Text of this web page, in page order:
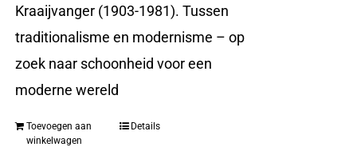
Kraaijvanger (1903-1981). Tussen
traditionalisme en modernisme – op
zoek naar schoonheid voor een
moderne wereld
Toevoegen aan
winkelwagen
Details